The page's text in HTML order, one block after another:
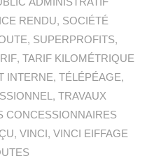
RENDU, SOCIÉTÉ
, SUPERPROFITS,
,TARIF KILOMÉTRIQUE
INTERNE,TÉLÉPÉAGE,
,TRAVAUX
CONCESSIONNAIRES
,VINCI,VINCI EIFFAGE